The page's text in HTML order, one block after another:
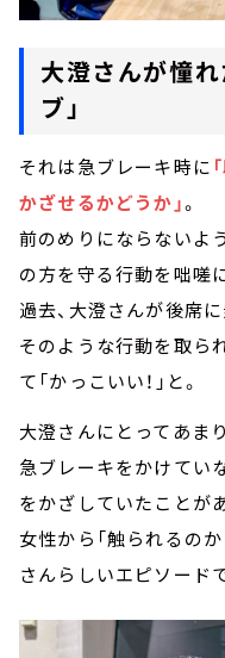
大澄さんが憧
ブ」
それは急ブレーキ時に
かざせるかどうか」。
前のめりにならないよ
の方を守る行動を咄嗟
過去、大澄さんが後席
そのような行動を取ら
て「かっこいい！」と。
大澄さんにとってあま
急ブレーキをかけてい
をかざしていたことが
女性から「触られるの
さんらしいエピソード